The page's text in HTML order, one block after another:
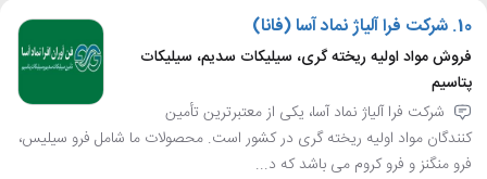
10. شرکت فرا آلیاژ نماد آسا (فانا)
فروش مواد اولیه ریخته گری، سیلیکات سدیم، سیلیکات
پتاسیم
شرکت فرا آلیاژ نماد آسا، یکی از معتبرترین تأمین
کنندگان مواد اولیه ریخته گری در کشور است. محصولات ما شامل فرو سیلیس،
فرو منگنز و فرو کروم می باشد که د...